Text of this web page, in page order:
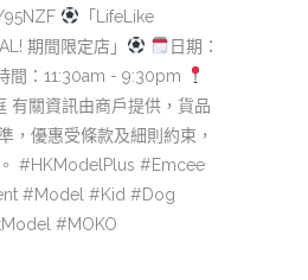
「LifeLike
期間限定店」
日期：
間：11:30am - 9:30pm
有關資訊由商戶提供，貨品
，優惠受條款及細則約束，
#HKModelPlus #Emcee
#Model #Kid #Dog
#MOKO